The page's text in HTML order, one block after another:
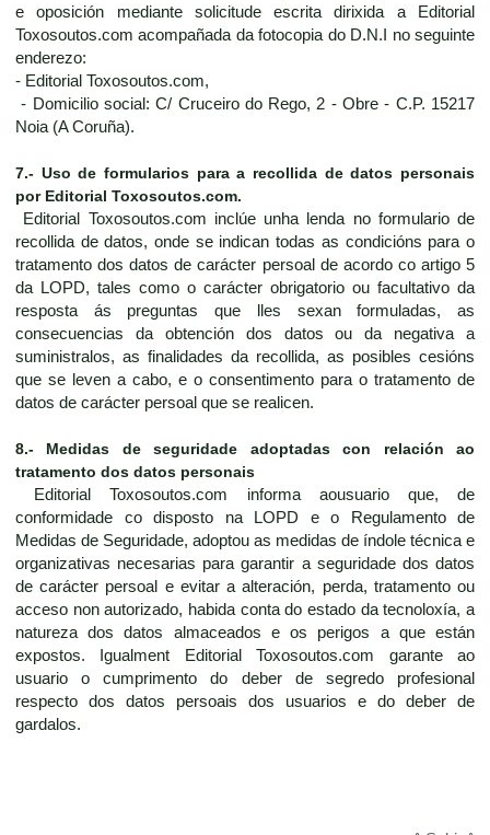
e oposición mediante solicitude escrita dirixida a Editorial
Toxosoutos.com acompañada da fotocopia do D.N.I no seguinte
enderezo:
- Editorial Toxosoutos.com,
- Domicilio social: C/ Cruceiro do Rego, 2 - Obre - C.P. 15217
Noia (A Coruña).
7.- Uso de formularios para a recollida de datos personais
por Editorial Toxosoutos.com.
Editorial Toxosoutos.com inclúe unha lenda no formulario de
recollida de datos, onde se indican todas as condicións para o
tratamento dos datos de carácter persoal de acordo co artigo 5
da LOPD, tales como o carácter obrigatorio ou facultativo da
resposta ás preguntas que lles sexan formuladas, as
consecuencias da obtención dos datos ou da negativa a
suministralos, as finalidades da recollida, as posibles cesións
que se leven a cabo, e o consentimento para o tratamento de
datos de carácter persoal que se realicen.
8.- Medidas de seguridade adoptadas con relación ao
tratamento dos datos personais
Editorial Toxosoutos.com informa aousuario que, de
conformidade co disposto na LOPD e o Regulamento de
Medidas de Seguridade, adoptou as medidas de índole técnica e
organizativas necesarias para garantir a seguridade dos datos
de carácter persoal e evitar a alteración, perda, tratamento ou
acceso non autorizado, habida conta do estado da tecnoloxía, a
natureza dos datos almaceados e os perigos a que están
expostos. Igualment Editorial Toxosoutos.com garante ao
usuario o cumprimento do deber de segredo profesional
respecto dos datos persoais dos usuarios e do deber de
gardalos.